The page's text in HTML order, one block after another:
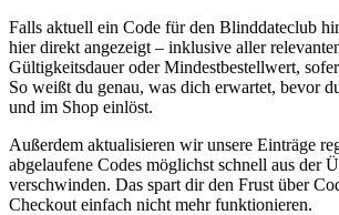
Falls aktuell ein Code für den Blinddateclub
hier direkt angezeigt – inklusive aller
Gültigkeitsdauer oder Mindestbestellwert,
So weißt du genau, was dich erwartet, bevor
und im Shop einlöst.
Außerdem aktualisieren wir unsere Einträge
abgelaufene Codes möglichst schnell aus der
verschwinden. Das spart dir den Frust über
Checkout einfach nicht mehr funktionieren.